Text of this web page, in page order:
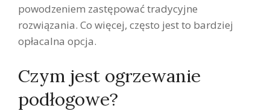
powodzeniem zastępować tradycyjne
rozwiązania. Co więcej, często jest to bardziej
opłacalna opcja.
Czym jest ogrzewanie
podłogowe?